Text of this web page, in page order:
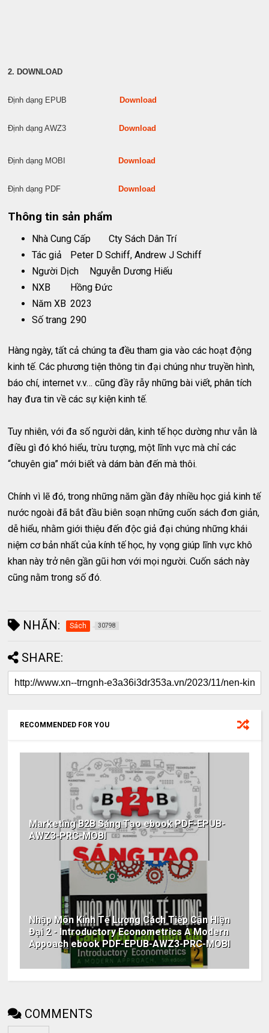
2. DOWNLOAD
Định dạng EPUB Download
Định dạng AWZ3 Download
Định dạng MOBI Download
Định dạng PDF Download
Thông tin sản phẩm
Nhà Cung Cấp
Cty Sách Dân Trí
Tác giả
Peter D Schiff, Andrew J Schiff
Người Dịch
Nguyễn Dương Hiếu
NXB
Hồng Đức
Năm XB 2023
Số trang 290
Hàng ngày, tất cả chúng ta đều tham gia vào các hoạt động
kinh tế. Các phương tiện thông tin đại chúng như truyền hình,
báo chí, internet v.v… cũng đầy rẫy những bài viết, phân tích
hay đưa tin về các sự kiện kinh tế.
Tuy nhiên, với đa số người dân, kinh tế học dường như vẫn là
điều gì đó khó hiểu, trừu tượng, một lĩnh vực mà chỉ các
“chuyên gia” mới biết và dám bàn đến mà thôi.
Chính vì lẽ đó, trong những năm gần đây nhiều học giả kinh tế
nước ngoài đã bắt đầu biên soạn những cuốn sách đơn giản,
dễ hiểu, nhằm giới thiệu đến độc giả đại chúng những khái
niệm cơ bản nhất của kính tế học, hy vọng giúp lĩnh vực khô
khan này trở nên gần gũi hơn với mọi người. Cuốn sách này
cũng nằm trong số đó.
NHÃN: Sách 30798
SHARE:
RECOMMENDED FOR YOU
Marketing B2B Sáng Tạo ebook PDF-EPUB-
AWZ3-PRC-MOBI
Nhập Môn Kinh Tế Lượng Cách Tiếp Cận Hiện
Đại 2 - Introductory Econometrics A Modern
Appoach ebook PDF-EPUB-AWZ3-PRC-MOBI
COMMENTS